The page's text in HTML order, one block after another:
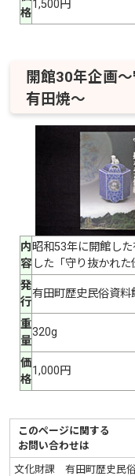
格
1,500円
開館30年企画
有田焼〜
内
容
昭和53年に開館し
した「守り抜かれ
発
行
有田町歴史民俗資
重
量
320g
価
格
1,000円
このページに関する
お問い合わせは
文化財課 有田町歴史民